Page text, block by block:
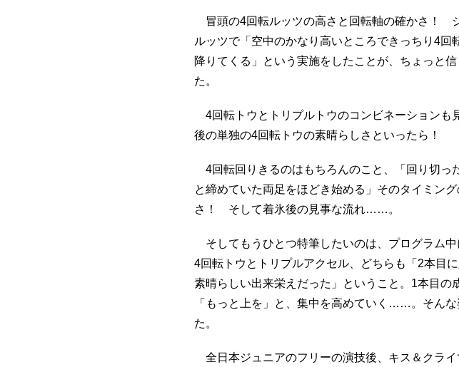
冒頭の4回転ルッツの高さと回転軸の確かさ！
ルッツで「空中のかなり高いところできっちり4回
降りてくる」という実施をしたことが、ちょっと
た。
4回転トウとトリプルトウのコンビネーションも
後の単独の4回転トウの素晴らしさといったら！
4回転回りきるのはもちろんのこと、「回り切っ
と締めていた両足をほどき始める」そのタイミン
さ！ そして着氷後の見事な流れ……。
そしてもうひとつ特筆したいのは、プログラム中
4回転トウとトリプルアクセル、どちらも「2本目
素晴らしい出来栄えだった」ということ。1本目の
「もっと上を」と、集中を高めていく……。そん
た。
全日本ジュニアのフリーの演技後、キス＆クラ